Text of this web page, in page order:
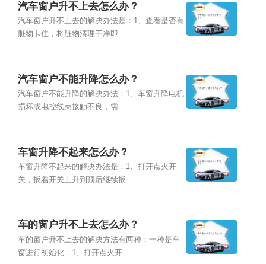
汽车窗户升不上去怎么办？
汽车窗户升不上去的解决办法是：1、查看是否有
脏物卡住，将脏物清理干净即...
汽车窗户不能升降怎么办？
汽车窗户不能升降的解决办法：1、车窗升降电机
损坏或电控线束接触不良，需...
车窗升降不起来怎么办？
车窗升降不起来的解决办法是：1、打开点火开
关，扳着开关上升到顶后继续扳...
车的窗户升不上去怎么办？
车的窗户升不上去的解决方法有两种：一种是车
窗进行初始化：1、打开点火开...